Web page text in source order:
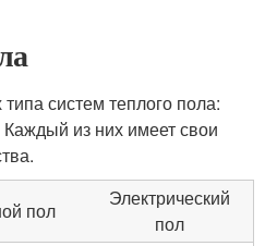
систем теплого пола:
из них имеет свои
пол
Электрический
пол